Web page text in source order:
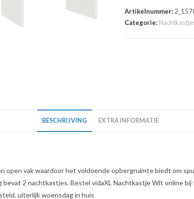
Artikelnummer:
Categorie:
BESCHRIJVING EXTRA INFORMATIE
open vak waardoor het voldoende opbergruimte biedt om
bevat 2 nachtkastjes. Bestel vidaXL Nachtkastje Wit online
uiterlijk woensdag in huis